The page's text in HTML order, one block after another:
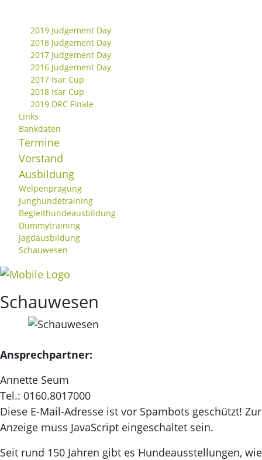
2019 Judgement Day
2018 Judgement Day
2017 Judgement Day
2016 Judgement Day
2017 Isar Cup
2018 Isar Cup
2019 DRC Finale
Links
Bankdaten
Termine
Vorstand
Ausbildung
Welpenprägung
Junghundetraining
Begleithundeausbildung
Dummytraining
Jagdausbildung
Schauwesen
Schauwesen
Ansprechpartner:
Annette Seum
Tel.: 0160.8017000
Diese E-Mail-Adresse ist vor Spambots geschützt! Zur
Anzeige muss JavaScript eingeschaltet sein.
Seit rund 150 Jahren gibt es Hundeausstellungen, wie